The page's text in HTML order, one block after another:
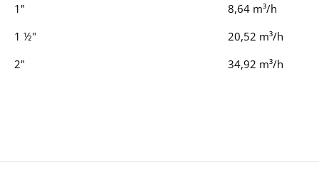
1"
8,64 m³/h
1 ½"
20,52 m³/h
2"
34,92 m³/h